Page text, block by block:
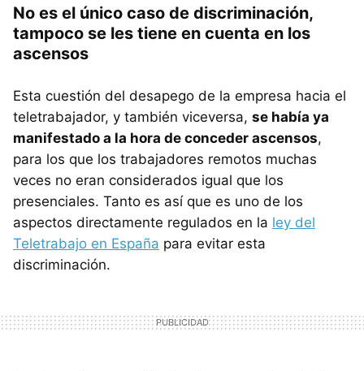
No es el único caso de discriminación,
tampoco se les tiene en cuenta en los
ascensos
Esta cuestión del desapego de la empresa hacia el
teletrabajador, y también viceversa, se había ya
manifestado a la hora de conceder ascensos,
para los que los trabajadores remotos muchas
veces no eran considerados igual que los
presenciales. Tanto es así que es uno de los
aspectos directamente regulados en la ley del
Teletrabajo en España para evitar esta
discriminación.